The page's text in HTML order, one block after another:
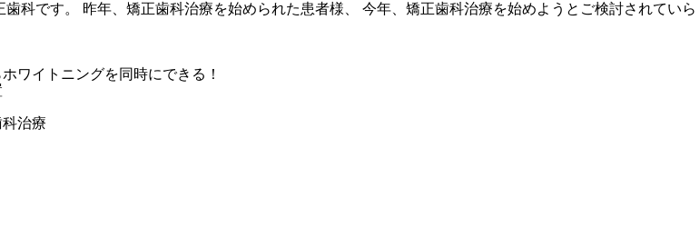
科です。 昨年、矯正歯科治療を始められた患者様、 今年、矯正歯科治療を始めようとご検討されていら
ワイトニングを同時にできる！
治療